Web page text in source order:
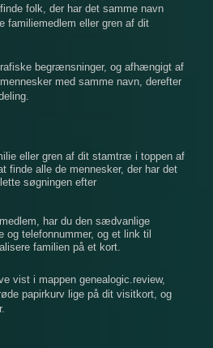
folk, der har det samme navn
familiemedlem eller gren af ​​dit
begrænsninger, og afhængigt af
med samme navn, derefter
eller gren af ​​dit stamtræ i toppen af
finde alle de mennesker, der har det
søgningen efter
har du den sædvanlige
og telefonnummer, og et link til
familien på et kort.
vist i mappen genealogic.review,
papirkurv lige på dit visitkort, og